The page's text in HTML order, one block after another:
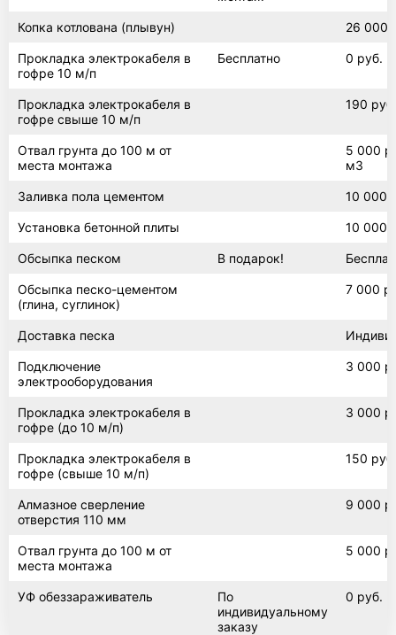
Копка котлована (плывун) 26 000
Прокладка электрокабеля в
гофре 10 м/п
Бесплатно 0 руб.
Прокладка электрокабеля в
гофре свыше 10 м/п
190
Отвал грунта до 100 м от
места монтажа
5 000
м3
Заливка пола цементом 10 000
Установка бетонной плиты 10 000
Обсыпка песком В подарок!
Обсыпка песко-цементом
(глина, суглинок)
7 000
Доставка песка
Подключение
электрооборудования
3 000
Прокладка электрокабеля в
гофре (до 10 м/п)
3 000
Прокладка электрокабеля в
гофре (свыше 10 м/п)
150 руб.
Алмазное сверление
отверстия 110 мм
9 000
Отвал грунта до 100 м от
места монтажа
5 000
УФ обеззараживатель
По
индивидуальному
заказу
0 руб.